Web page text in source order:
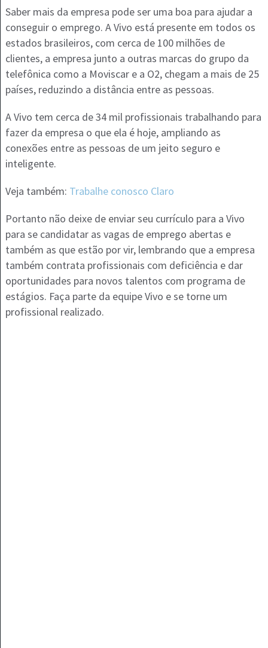
Saber mais da empresa pode ser uma boa para ajudar a
conseguir o emprego. A Vivo está presente em todos os
estados brasileiros, com cerca de 100 milhões de
clientes, a empresa junto a outras marcas do grupo da
telefônica como a Moviscar e a O2, chegam a mais de 25
países, reduzindo a distância entre as pessoas.
A Vivo tem cerca de 34 mil profissionais trabalhando para
fazer da empresa o que ela é hoje, ampliando as
conexões entre as pessoas de um jeito seguro e
inteligente.
Veja também: Trabalhe conosco Claro
Portanto não deixe de enviar seu currículo para a Vivo
para se candidatar as vagas de emprego abertas e
também as que estão por vir, lembrando que a empresa
também contrata profissionais com deficiência e dar
oportunidades para novos talentos com programa de
estágios. Faça parte da equipe Vivo e se torne um
profissional realizado.